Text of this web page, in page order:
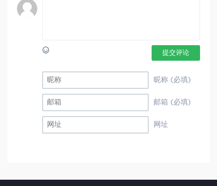
提交评论
昵称 (必填)
邮箱 (必填)
网址